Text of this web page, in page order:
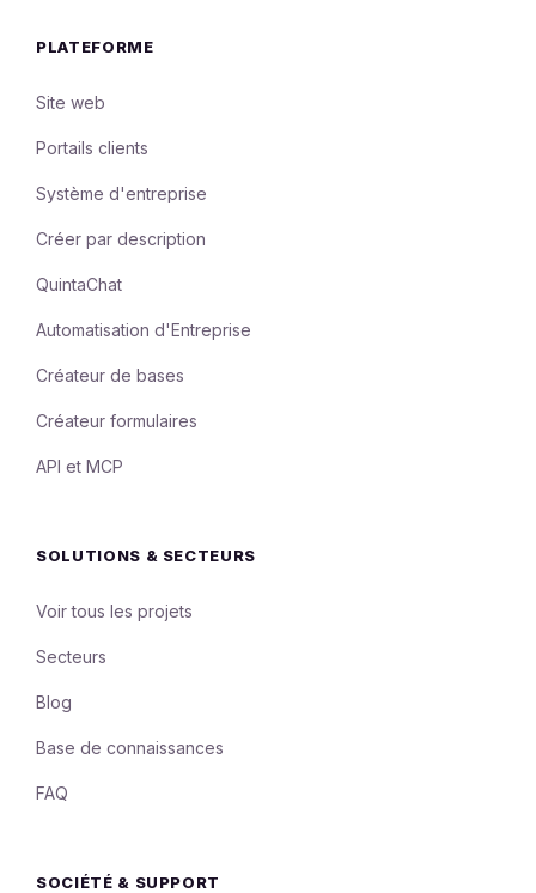
PLATEFORME
Site web
Portails clients
Système d'entreprise
Créer par description
QuintaChat
Automatisation d'Entreprise
Créateur de bases
Créateur formulaires
API et MCP
SOLUTIONS & SECTEURS
Voir tous les projets
Secteurs
Blog
Base de connaissances
FAQ
SOCIÉTÉ & SUPPORT